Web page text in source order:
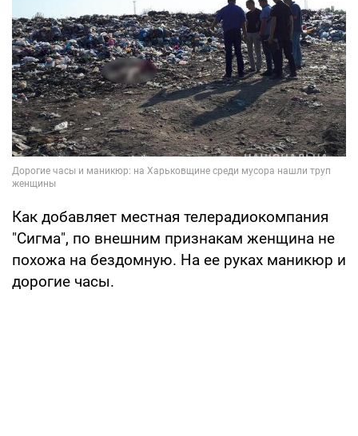
Как добавляет местная телерадиокомпания
"Сигма", по внешним признакам женщина не
похожа на бездомную. На ее руках маникюр и
дорогие часы.